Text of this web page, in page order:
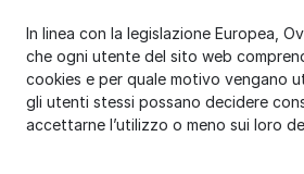
In linea con la legislazione Europea,
che ogni utente del sito web
cookies e per quale motivo vengano
gli utenti stessi possano decidere
accettarne l’utilizzo o meno sui loro